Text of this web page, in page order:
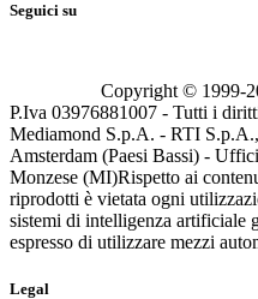
Seguici su
Copyright © 1999-
P.Iva 03976881007 - Tutti i
Mediamond S.p.A. - RTI
Amsterdam (Paesi Bassi) -
Monzese (MI)Rispetto ai
riprodotti è vietata ogni
sistemi di intelligenza artificiale
espresso di utilizzare mezzi
Legal